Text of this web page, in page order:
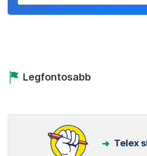
Legfontosabb
Telex